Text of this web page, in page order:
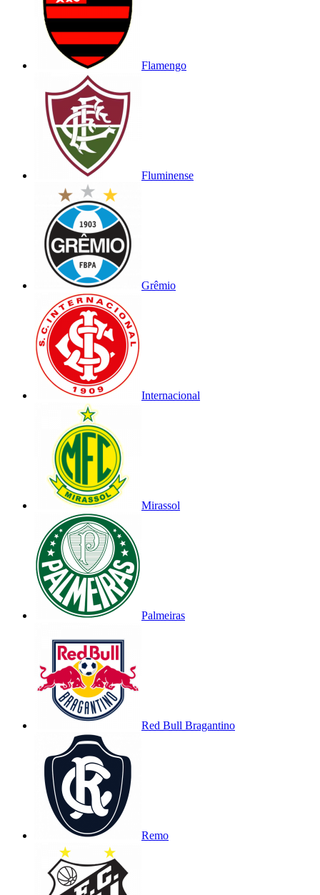
Flamengo
Fluminense
Grêmio
Internacional
Mirassol
Palmeiras
Red Bull Bragantino
Remo